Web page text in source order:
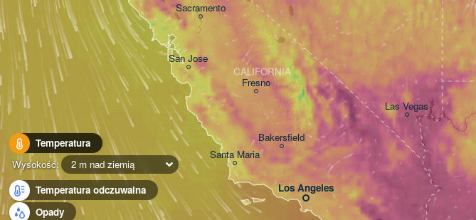
Temperatura
Wysokość:
2 m nad ziemią
Temperatura odczuwalna
Opady
Los Angeles
San Jose
Las Vegas
Fresno
Santa Maria
Bakersfield
Sacramento
CALIFORNIA